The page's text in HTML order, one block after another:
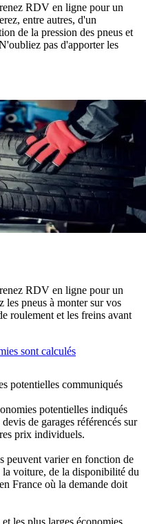
RDV en ligne pour un
entre autres, d'un
de la pression des pneus et
pas d'apporter les
RDV en ligne pour un
les pneus à monter sur vos
roulement et les freins avant
sont calculés
potentielles communiqués
potentielles indiqués
de garages référencés sur
prix individuels.
peuvent varier en fonction de
la voiture, de la disponibilité du
France où la demande doit
les plus larges économies